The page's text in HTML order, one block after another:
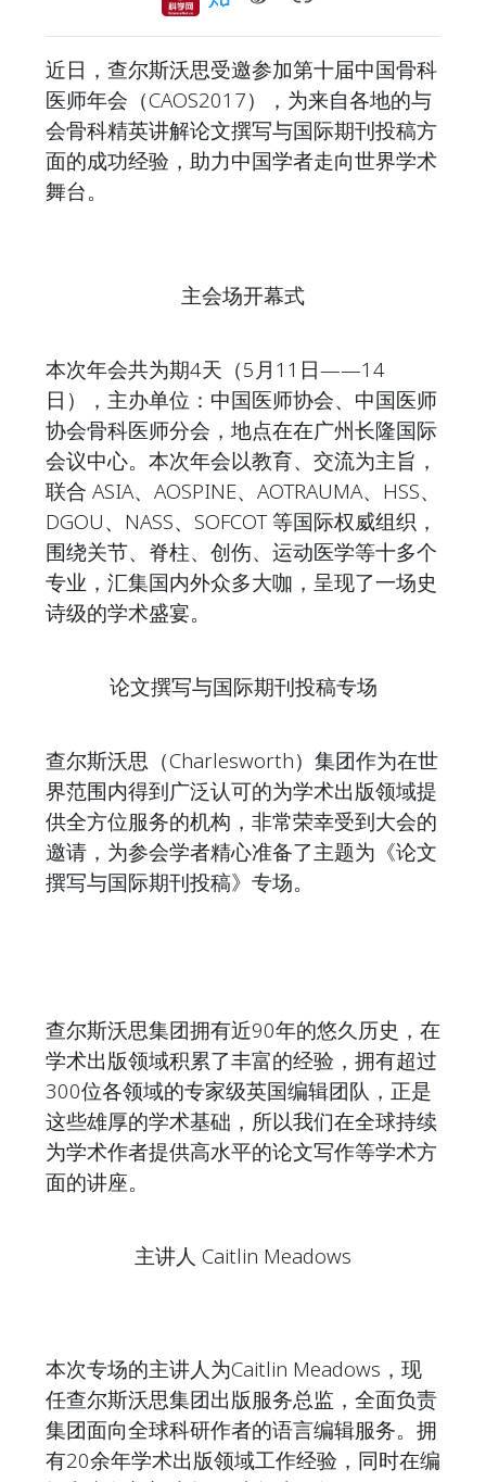
近日，查尔斯沃思受邀参加第十届中国骨科
医师年会（CAOS2017），为来自各地的与
会骨科精英讲解论文撰写与国际期刊投稿方
面的成功经验，助力中国学者走向世界学术
舞台。
主会场开幕式
本次年会共为期4天（5月11日——14
日），主办单位：中国医师协会、中国医师
协会骨科医师分会，地点在在广州长隆国际
会议中心。本次年会以教育、交流为主旨，
联合 ASIA、AOSPINE、AOTRAUMA、HSS、
DGOU、NASS、SOFCOT 等国际权威组织，
围绕关节、脊柱、创伤、运动医学等十多个
专业，汇集国内外众多大咖，呈现了一场史
诗级的学术盛宴。
论文撰写与国际期刊投稿专场
查尔斯沃思（Charlesworth）集团作为在世
界范围内得到广泛认可的为学术出版领域提
供全方位服务的机构，非常荣幸受到大会的
邀请，为参会学者精心准备了主题为《论文
撰写与国际期刊投稿》专场。
查尔斯沃思集团拥有近90年的悠久历史，在
学术出版领域积累了丰富的经验，拥有超过
300位各领域的专家级英国编辑团队，正是
这些雄厚的学术基础，所以我们在全球持续
为学术作者提供高水平的论文写作等学术方
面的讲座。
主讲人 Caitlin Meadows
本次专场的主讲人为Caitlin Meadows，现
任查尔斯沃思集团出版服务总监，全面负责
集团面向全球科研作者的语言编辑服务。拥
有20余年学术出版领域工作经验，同时在编